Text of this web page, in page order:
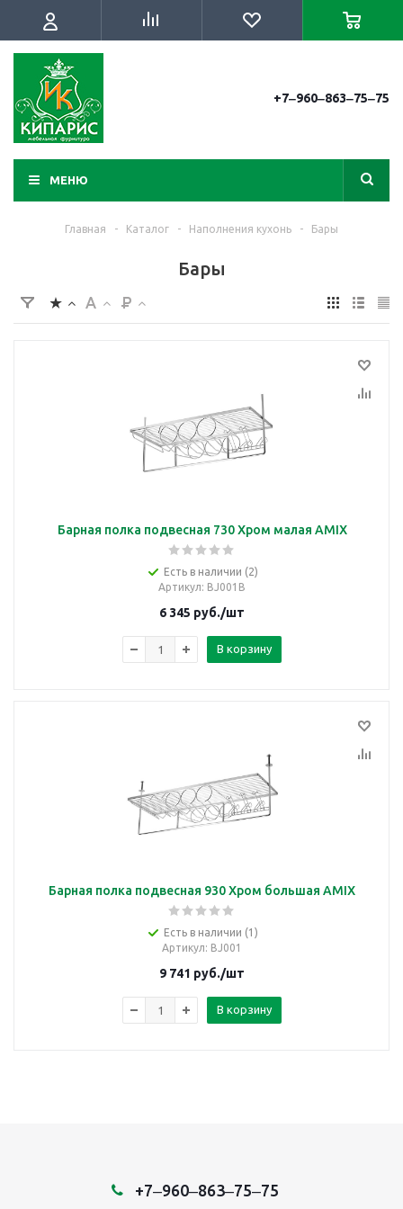
+7‒960‒863‒75‒75
МЕНЮ
Главная - Каталог - Наполнения кухонь - Бары
Бары
Барная полка подвесная 730 Хром малая AMIX
Есть в наличии (2)
Артикул: BJ001B
6 345 руб./шт
В корзину
Барная полка подвесная 930 Хром большая AMIX
Есть в наличии (1)
Артикул: BJ001
9 741 руб./шт
В корзину
+7‒960‒863‒75‒75